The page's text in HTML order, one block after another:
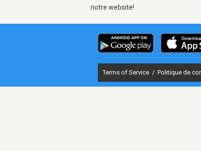
notre website!
Terms of Service / Politique de